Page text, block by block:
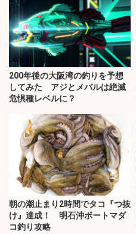
200年後の大阪湾の釣りを予想
してみた アジとメバルは絶滅
危惧種レベルに？
朝の潮止まり2時間でタコ『つ抜
け』達成！ 明石沖ボートマダ
コ釣り攻略